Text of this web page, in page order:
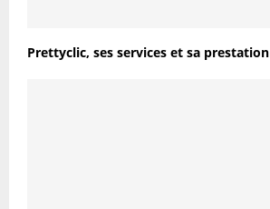
Prettyclic, ses services et sa prestation